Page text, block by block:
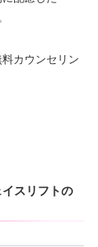
カウンセリン
スリフトの